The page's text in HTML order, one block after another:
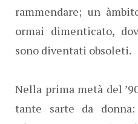
rammendare; un
ormai dimenticato,
sono diventati obsoleti.
Nella prima metà del
tante sarte da